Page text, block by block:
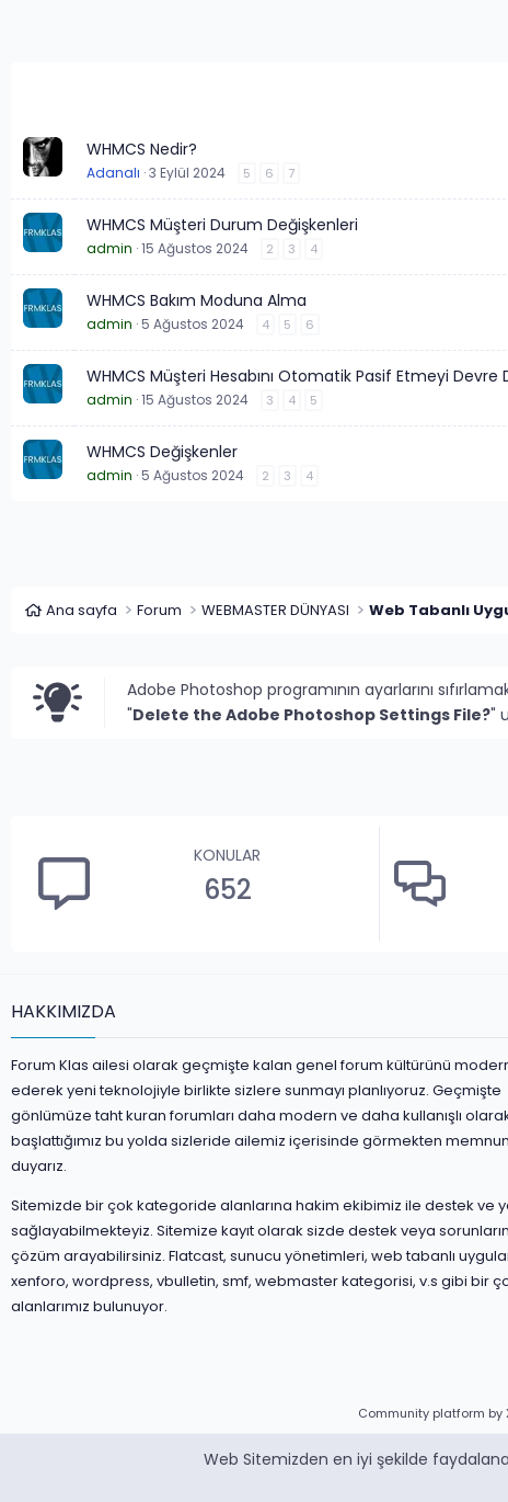
WHMCS Nedir?
Adanalı 3 Eylül 2024 5 6 7
WHMCS Müşteri Durum Değişkenleri
admin 15 Ağustos 2024 2 3 4
WHMCS Bakım Moduna Alma
admin 5 Ağustos 2024 4 5 6
WHMCS Müşteri Hesabını Otomatik Pasif Etmeyi Devre
admin 15 Ağustos 2024 3 4 5
WHMCS Değişkenler
admin 5 Ağustos 2024 2 3 4
Ana sayfa Forum WEBMASTER DÜNYASI Web Tabanlı
Adobe Photoshop programının ayarlarını
"Delete the Adobe Photoshop Settings File?"
KONULAR
652
HAKKIMIZDA
Forum Klas ailesi olarak geçmişte kalan genel forum kültürünü
ederek yeni teknolojiyle birlikte sizlere sunmayı planlıyoruz. Geçmişte
gönlümüze taht kuran forumları daha modern ve daha kullanışlı
başlattığımız bu yolda sizleride ailemiz içerisinde görmekten
duyarız.
Sitemizde bir çok kategoride alanlarına hakim ekibimiz ile destek ve
sağlayabilmekteyiz. Sitemize kayıt olarak sizde destek veya
çözüm arayabilirsiniz. Flatcast, sunucu yönetimleri, web tabanlı
xenforo, wordpress, vbulletin, smf, webmaster kategorisi, v.s gibi bir
alanlarımız bulunuyor.
Community platform by
Web Sitemizden en iyi şekilde